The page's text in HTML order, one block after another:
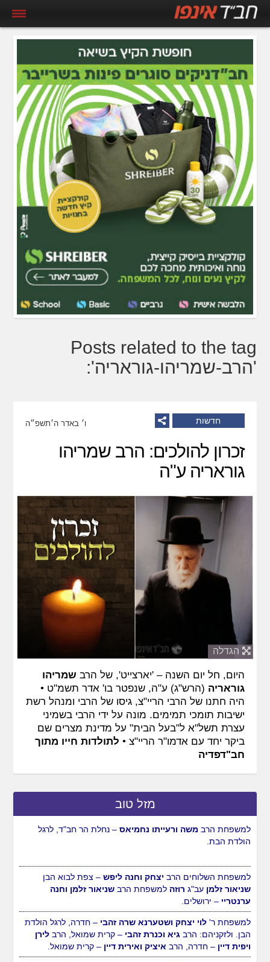
Posts related to the tag
'הרב-שמריהו-גוראריה':
חדשות ו׳ באדר ה׳תשפ״ה
זכרון להולכים: הרב שמריהו
גוראריה ע"ה
הגדלה
היום, חל יום השנה – 'יארצייט', של הרב שמריהו
גוראריה (הרש"ג) ע"ה, שנפטר בו' אדר תשמ"ט •
היה חתנו של הרבי הריי"צ, גיסו של הרבי ומנהל רשת
ישיבות תומכי תמימים. מונה על ידי הרבי בשמיני
עצרת תשל"א ל"בעל הבית" על מדינת מצרים שם
ביקר יחד עם אדמו"ר הריי"צ • לתולדות חייו מתוך
חב"דפדיה
מזל טוב
למשפחת הרב משה ורעייתו נחמיאס – נחלת הר חב"ד, לרגל
הולדת הבת.
למשפחת השלוחים הרב יצחק וחנה ליפש – צפת לבוא הבן
שניאור זלמן עב"ג רוזה למשפחת הרב שניאור זלמן וחנה
ערנטריי – ירושלים.
למשפחת ר'לוי יצחק ושטערנא שרה זהבי – חדרה, לרגל הולדת
הבן. ולזקניהם: הרב גיא וכנרת זהבי – קרית שמואל, הרב לירן
ויפית דיין – חדרה, הרב איציק ואירית דיין – קרית שמואל.